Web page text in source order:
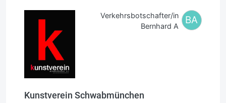
Kunstverein Schwabmünchen
BA
Verkehrsbotschafter/in
Bernhard A